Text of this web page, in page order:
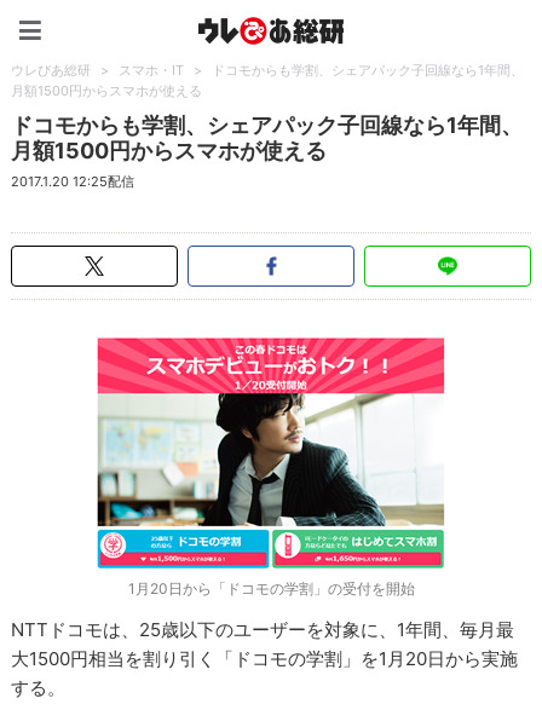
ウレぴあ総研 > スマホ・IT >
ドコモからも学割、シェアパック子回線なら1年間、
月額1500円からスマホが使える
ドコモからも学割、シェアパック子回線なら1年間、
月額1500円からスマホが使える
2017.1.20 12:25配信
1月20日から「ドコモの学割」の受付を開始
NTTドコモは、25歳以下のユーザーを対象に、1年間、毎月最
大1500円相当を割り引く「ドコモの学割」を1月20日から実施
する。